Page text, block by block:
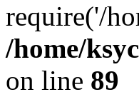
require('/
/home/
on line 89